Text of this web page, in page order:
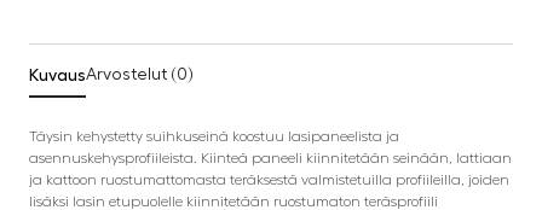
KuvausArvostelut (0)
Täysin kehystetty suihkuseinä koostuu lasipaneelista ja
asennuskehysprofiileista. Kiinteä paneeli kiinnitetään seinään, lattiaan
ja kattoon ruostumattomasta teräksestä valmistetuilla profiileilla, joiden
lisäksi lasin etupuolelle kiinnitetään ruostumaton teräsprofiili